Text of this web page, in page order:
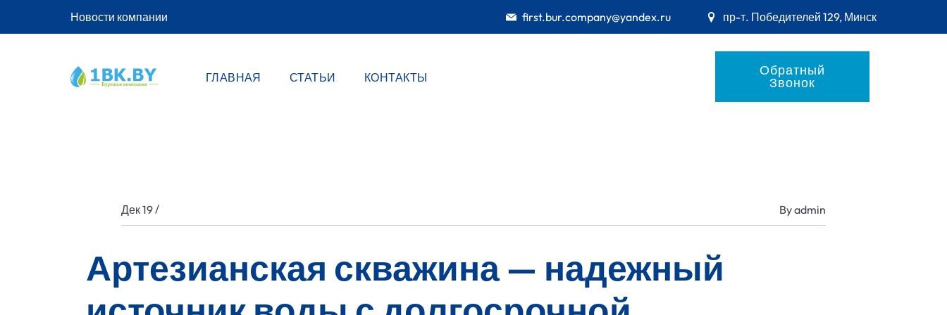
Новости компании first.bur.company@yandex.ru пр-т. Победителей 129, Минск
ГЛАВНАЯ СТАТЬИ КОНТАКТЫ Обратный
Звонок
Дек 19/ Byadmin
Артезианская скважина — надежный